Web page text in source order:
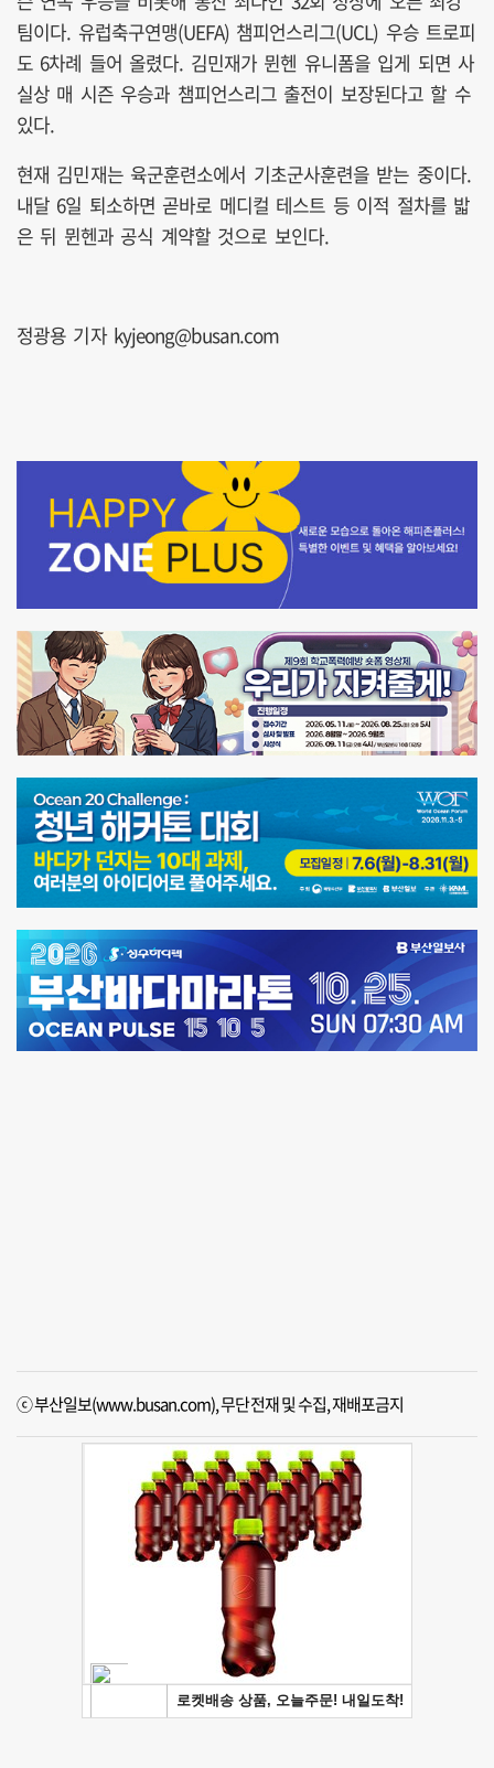
팀이다. 유럽축구연맹(UEFA) 챔피언스리그(UCL) 우승 트로피
도 6차례 들어 올렸다. 김민재가 뮌헨 유니폼을 입게 되면 사
실상 매 시즌 우승과 챔피언스리그 출전이 보장된다고 할 수
있다.
현재 김민재는 육군훈련소에서 기초군사훈련을 받는 중이다.
내달 6일 퇴소하면 곧바로 메디컬 테스트 등 이적 절차를 밟
은 뒤 뮌헨과 공식 계약할 것으로 보인다.
정광용 기자 kyjeong@busan.com
ⓒ 부산일보(www.busan.com), 무단전재 및 수집, 재배포금지